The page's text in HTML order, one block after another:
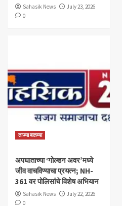
Sahasik News
July 23, 2026
0
ताज्या बातम्या
अपघाताच्या ‘गोल्डन अवर’मध्ये
जीव वाचविण्याचा प्रयत्न; NH-
361 वर पोलिसांचे विशेष अभियान
Sahasik News
July 22, 2026
0